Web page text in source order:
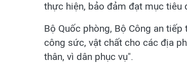
thực hiện, bảo đảm đạt mục tiêu
Bộ Quốc phòng, Bộ Công an
công sức, vật chất cho các địa
thân, vì dân phục vụ".